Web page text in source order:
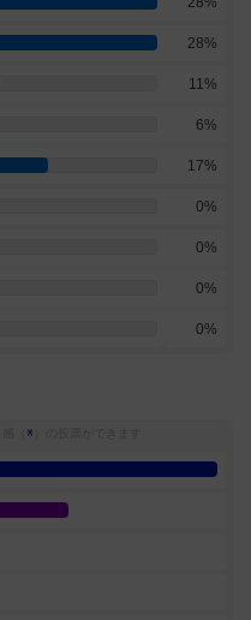
28%
11%
6%
17%
0%
0%
0%
0%
※